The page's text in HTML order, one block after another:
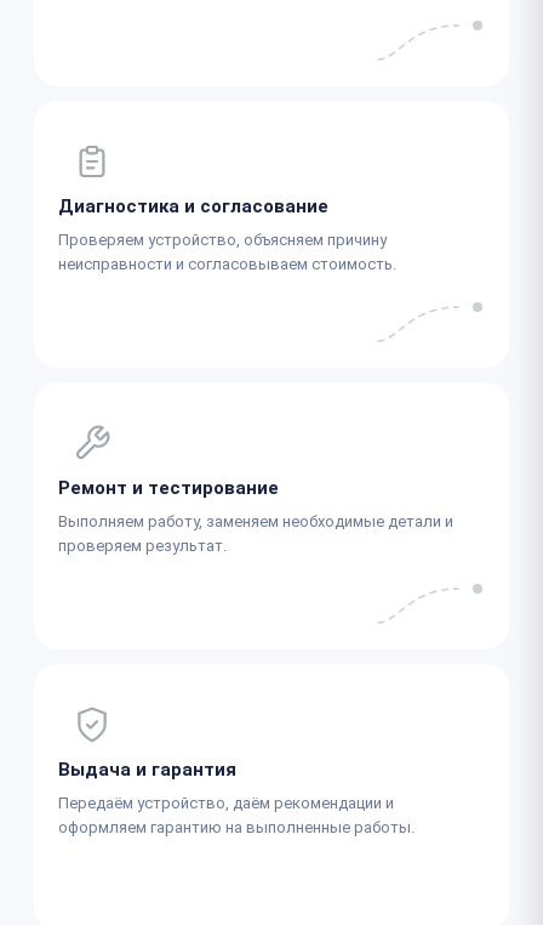
Диагностика и согласование
Проверяем устройство, объясняем причину
неисправности и согласовываем стоимость.
Ремонт и тестирование
Выполняем работу, заменяем необходимые детали и
проверяем результат.
Выдача и гарантия
Передаём устройство, даём рекомендации и
оформляем гарантию на выполненные работы.